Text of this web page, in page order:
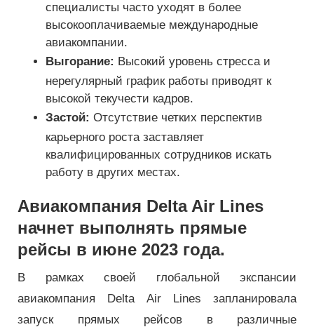
специалисты часто уходят в более
высокооплачиваемые международные
авиакомпании.
Выгорание: Высокий уровень стресса и
нерегулярный график работы приводят к
высокой текучести кадров.
Застой: Отсутствие четких перспектив
карьерного роста заставляет
квалифицированных сотрудников искать
работу в других местах.
Авиакомпания Delta Air Lines
начнет выполнять прямые
рейсы в июне 2023 года.
В рамках своей глобальной экспансии
авиакомпания Delta Air Lines запланировала
запуск прямых рейсов в различные